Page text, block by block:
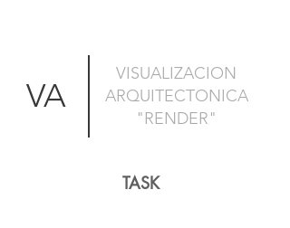
VA
VISUALIZACION
ARQUITECTONICA
"RENDER"
TASK